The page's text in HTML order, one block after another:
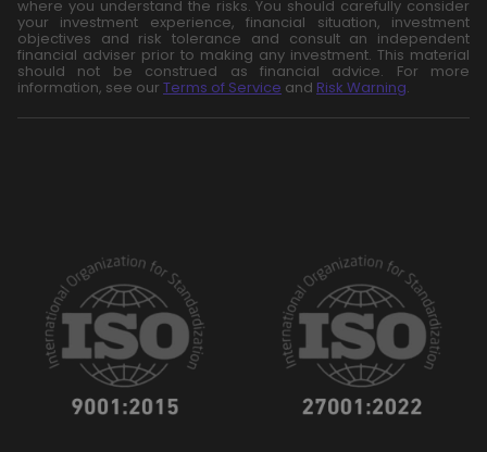
where you understand the risks. You should carefully consider
your investment experience, financial situation, investment
objectives and risk tolerance and consult an independent
financial adviser prior to making any investment. This material
should not be construed as financial advice. For more
information, see our Terms of Service and Risk Warning.